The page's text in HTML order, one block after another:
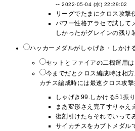
--2022-05-04 (水) 22:29:02
リーグでたまにクロス攻
パワー性格アラセで試して
しかったがグレインの残
ハッカーメダルがしゃげき・しかけ
セットとファイアの二機運用
今までだとクロス編成時は相
カチス編成時には最速クロス攻
しゃげき99.しかける51振
まあ変形さえ完了すりゃ
復刻引けたらそれでいって
サイカチスをカブトメダル